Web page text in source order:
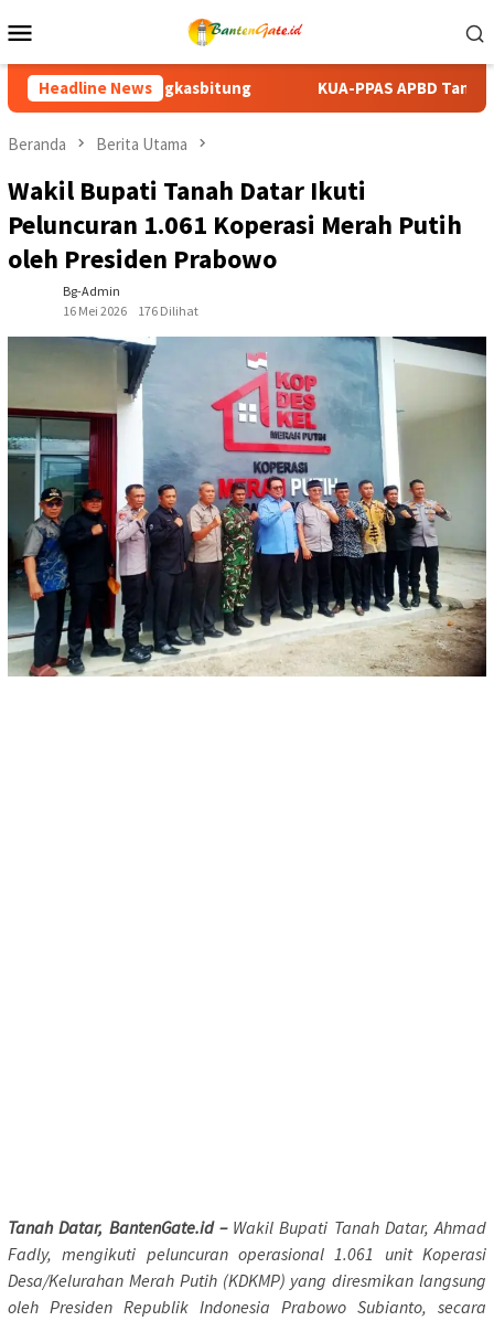
ke
Mobile
Headline News
KUA-PPAS APBD Tanah Datar 2027 Disepakati, DPRD dan
Beranda Berita Utama
Wakil Bupati Tanah Datar Ikuti
Peluncuran 1.061 Koperasi Merah Putih
oleh Presiden Prabowo
Bg-Admin
16 Mei 2026
176 Dilihat
Tanah Datar, BantenGate.id –Wakil Bupati Tanah Datar, Ahmad
Fadly, mengikuti peluncuran operasional 1.061 unit Koperasi
Desa/Kelurahan Merah Putih (KDKMP) yang diresmikan langsung
oleh Presiden Republik Indonesia Prabowo Subianto, secara